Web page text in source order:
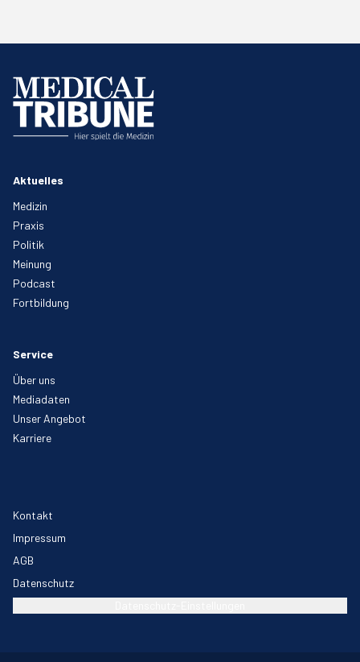
Aktuelles
Medizin
Praxis
Politik
Meinung
Podcast
Fortbildung
Service
Über uns
Mediadaten
Unser Angebot
Karriere
Kontakt
Impressum
AGB
Datenschutz